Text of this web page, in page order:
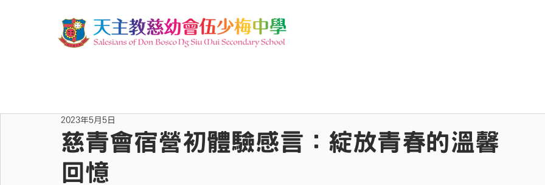
慈青會宿營初體驗感言：綻放青春的溫馨
回憶
2023年5月5日